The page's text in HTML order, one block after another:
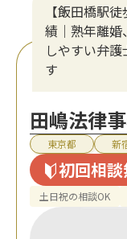
【飯田橋駅
績｜熟年離
しやすい弁
す
田嶋法律
東京都 新
初回相
土日祝の相談OK